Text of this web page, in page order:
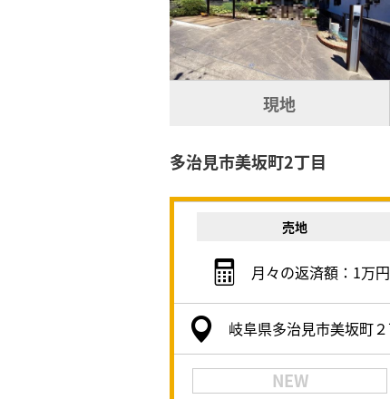
現地
多治見市美坂町2丁目
売地
月々の返済額：1万
岐阜県多治見市美坂町
NEW